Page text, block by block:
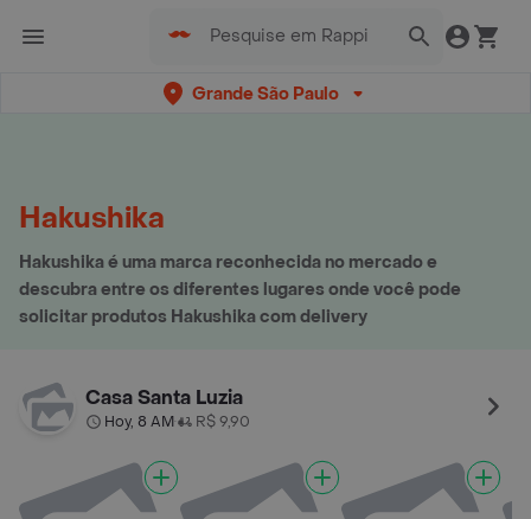
Grande São Paulo
Hakushika
Hakushika é uma marca reconhecida no mercado e
descubra entre os diferentes lugares onde você pode
solicitar produtos Hakushika com delivery
Casa Santa Luzia
Hoy, 8 AM• R$ 9,90